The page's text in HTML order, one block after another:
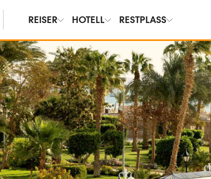
REISER HOTELL RESTPLASS